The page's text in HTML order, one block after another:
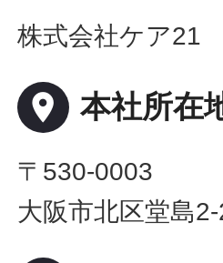
株式会社ケア21
place 本社所在
〒530-0003
大阪市北区堂島